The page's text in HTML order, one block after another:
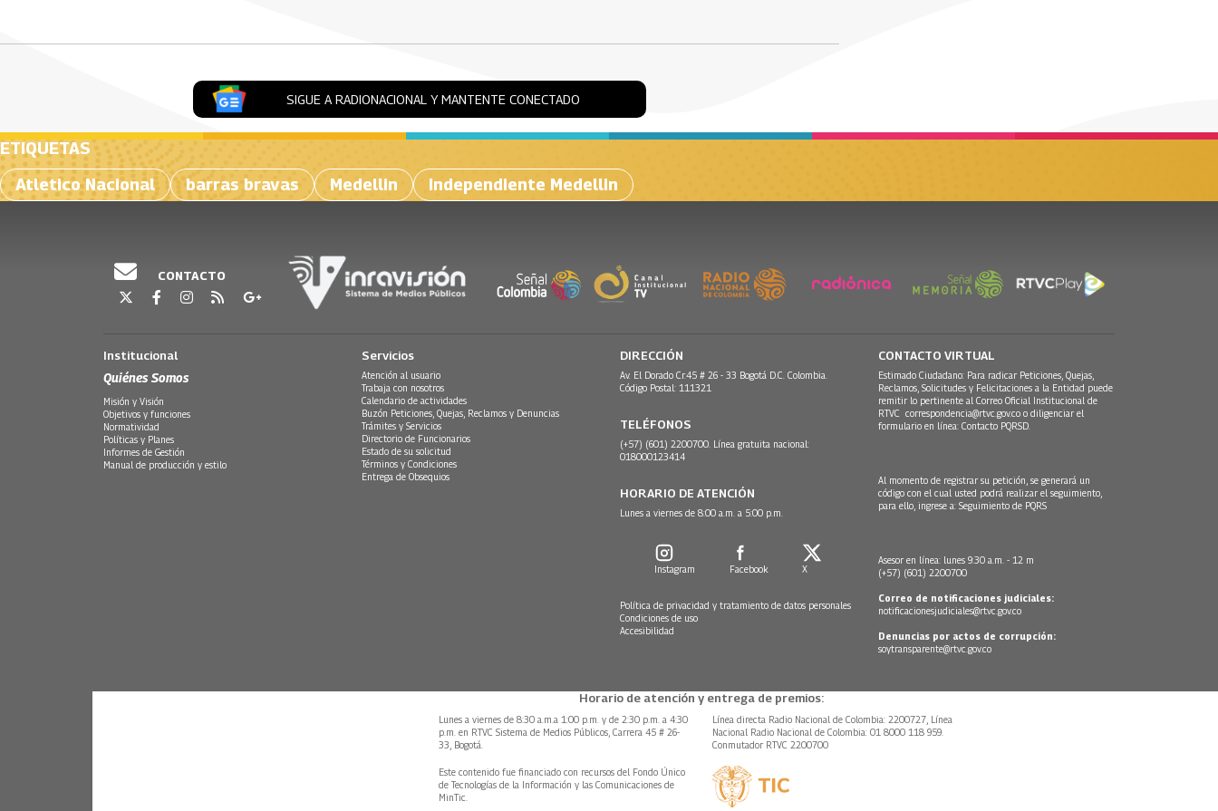
SIGUE A RADIONACIONAL Y MANTENTE CONECTADO
ETIQUETAS
Atletico Nacional
barras bravas Medellin Independiente Medellin
CONTACTO
Institucional
Quiénes Somos
Misión y Visión
Objetivos y funciones
Normatividad
Políticas y Planes
Informes de Gestión
Manual de producción y estilo
Servicios
Atención al usuario
Trabaja con nosotros
Calendario de actividades
Buzón Peticiones, Quejas, Reclamos y Denuncias
Trámites y Servicios
Directorio de Funcionarios
Estado de su solicitud
Términos y Condiciones
Entrega de Obsequios
DIRECCIÓN
Av. El Dorado Cr.45 # 26 - 33 Bogotá D.C. Colombia.
Código Postal: 111321
TELÉFONOS
(+57) (601) 2200700. Línea gratuita nacional:
018000123414
HORARIO DE ATENCIÓN
Lunes a viernes de 8:00 a.m. a 5:00 p.m.
Instagram Facebook X
Política de privacidad y tratamiento de datos personales
Condiciones de uso
Accesibilidad
CONTACTO VIRTUAL
Estimado Ciudadano: Para radicar Peticiones, Quejas,
Reclamos, Solicitudes y Felicitaciones a la Entidad puede
remitir lo pertinente al Correo Oficial Institucional de
RTVC correspondencia@rtvc.gov.co o diligenciar el
formulario en línea: Contacto PQRSD.
Al momento de registrar su petición, se generará un
código con el cual usted podrá realizar el seguimiento,
para ello, ingrese a: Seguimiento de PQRS
Asesor en línea: lunes 9:30 a.m. - 12 m
(+57) (601) 2200700
Correo de notificaciones judiciales:
notificacionesjudiciales@rtvc.gov.co
Denuncias por actos de corrupción:
soytransparente@rtvc.gov.co
Horario de atención y entrega de premios:
Lunes a viernes de 8:30 a.m.a 1:00 p.m. y de 2:30 p.m. a 4:30
p.m. en RTVC Sistema de Medios Públicos, Carrera 45 # 26-
33, Bogotá.
Línea directa Radio Nacional de Colombia: 2200727, Línea
Nacional Radio Nacional de Colombia: 01 8000 118 959.
Conmutador RTVC 2200700
Este contenido fue financiado con recursos del Fondo Único
de Tecnologías de la Información y las Comunicaciones de
MinTic.